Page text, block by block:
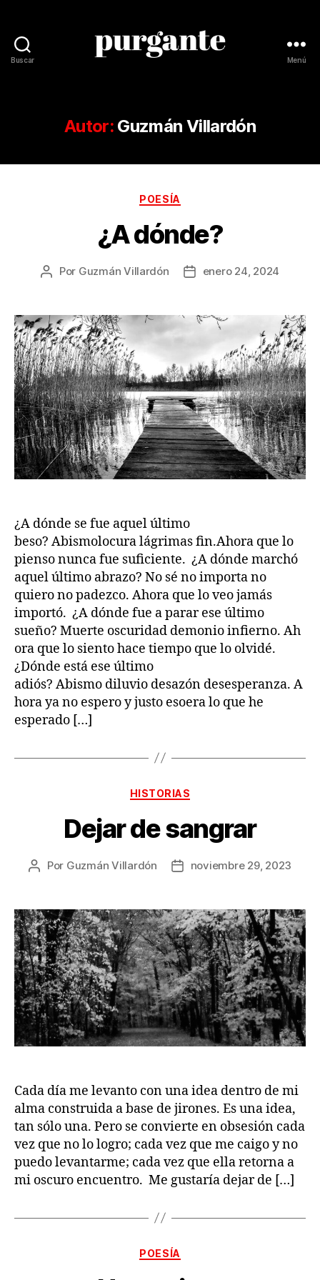
Buscar Menú
Autor: Guzmán Villardón
Categorías
POESÍA
¿A dónde?
Autor
publicación
Por Guzmán Villardón
Fecha
publicación
enero 24, 2024
¿A dónde se fue aquel último
beso? Abismolocura lágrimas fin.Ahora que lo
pienso nunca fue suficiente. ¿A dónde marchó
aquel último abrazo? No sé no importa no
quiero no padezco. Ahora que lo veo jamás
importó. ¿A dónde fue a parar ese último
sueño? Muerte oscuridad demonio infierno. Ah
ora que lo siento hace tiempo que lo olvidé.
¿Dónde está ese último
adiós? Abismo diluvio desazón desesperanza. A
hora ya no espero y justo esoera lo que he
esperado […]
Categorías
HISTORIAS
Dejar de sangrar
Autor
publicación
Por Guzmán Villardón
Fecha
publicación
noviembre 29, 2023
Cada día me levanto con una idea dentro de mi
alma construida a base de jirones. Es una idea,
tan sólo una. Pero se convierte en obsesión cada
vez que no lo logro; cada vez que me caigo y no
puedo levantarme; cada vez que ella retorna a
mi oscuro encuentro. Me gustaría dejar de […]
Categorías
POESÍA